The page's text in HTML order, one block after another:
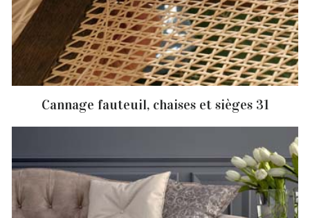
Cannage fauteuil, chaises et sièges 31